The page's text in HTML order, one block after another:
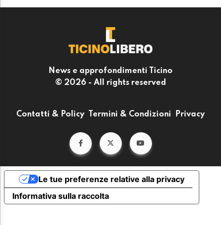
News e approfondimenti Ticino
© 2026 - All rights reserved
Contatti & Policy Termini & Condizioni Privacy
Informativa sulla raccolta
Le tue preferenze relative alla privacy